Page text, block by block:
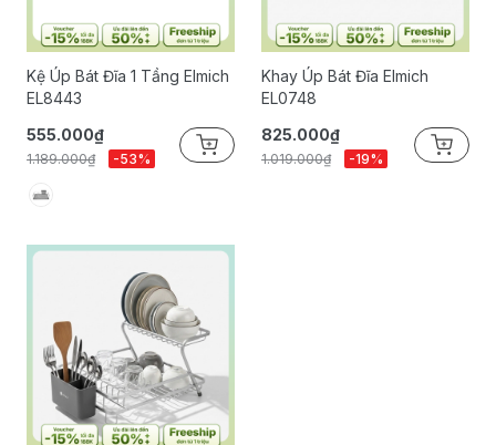
Kệ Úp Bát Đĩa 1 Tầng Elmich
EL8443
555.000₫
1.189.000₫ -53%
Khay Úp Bát Đĩa Elmich
EL0748
825.000₫
1.019.000₫ -19%